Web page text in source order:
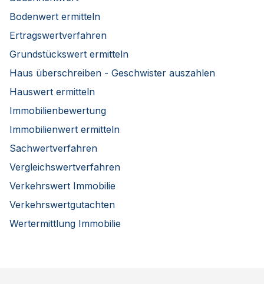
Bodenwert ermitteln
Ertragswertverfahren
Grundstückswert ermitteln
Haus überschreiben - Geschwister auszahlen
Hauswert ermitteln
Immobilienbewertung
Immobilienwert ermitteln
Sachwertverfahren
Vergleichswertverfahren
Verkehrswert Immobilie
Verkehrswertgutachten
Wertermittlung Immobilie